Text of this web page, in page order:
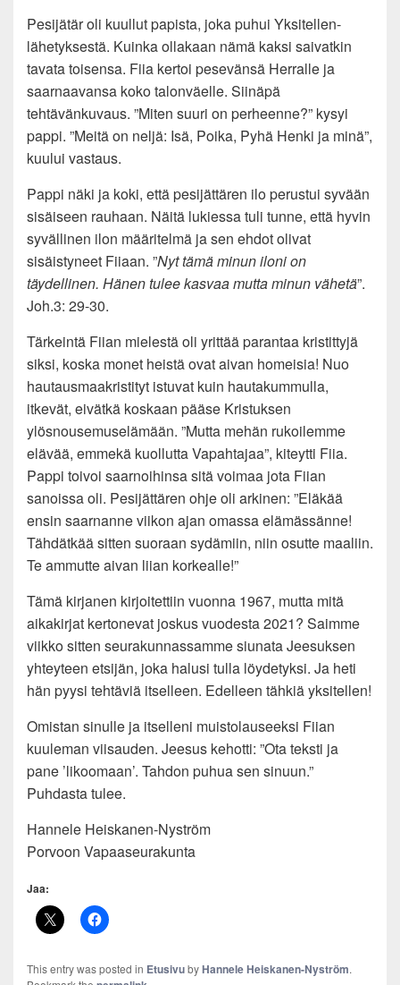
Pesijätär oli kuullut papista, joka puhui Yksitellen-
lähetyksestä. Kuinka ollakaan nämä kaksi saivatkin
tavata toisensa. Fiia kertoi pesevänsä Herralle ja
saarnaavansa koko talonväelle. Siinäpä
tehtävänkuvaus. ”Miten suuri on perheenne?” kysyi
pappi. ”Meitä on neljä: Isä, Poika, Pyhä Henki ja minä”,
kuului vastaus.
Pappi näki ja koki, että pesijättären ilo perustui syvään
sisäiseen rauhaan. Näitä lukiessa tuli tunne, että hyvin
syvällinen ilon määritelmä ja sen ehdot olivat
sisäistyneet Fiiaan. ”Nyt tämä minun iloni on
täydellinen. Hänen tulee kasvaa mutta minun vähetä”.
Joh.3: 29-30.
Tärkeintä Fiian mielestä oli yrittää parantaa kristittyjä
siksi, koska monet heistä ovat aivan homeisia! Nuo
hautausmaakristityt istuvat kuin hautakummulla,
itkevät, eivätkä koskaan pääse Kristuksen
ylösnousemuselämään. ”Mutta mehän rukoilemme
elävää, emmekä kuollutta Vapahtajaa”, kiteytti Fiia.
Pappi toivoi saarnoihinsa sitä voimaa jota Fiian
sanoissa oli. Pesijättären ohje oli arkinen: ”Eläkää
ensin saarnanne viikon ajan omassa elämässänne!
Tähdätkää sitten suoraan sydämiin, niin osutte maaliin.
Te ammutte aivan liian korkealle!”
Tämä kirjanen kirjoitettiin vuonna 1967, mutta mitä
aikakirjat kertonevat joskus vuodesta 2021? Saimme
viikko sitten seurakunnassamme siunata Jeesuksen
yhteyteen etsijän, joka halusi tulla löydetyksi. Ja heti
hän pyysi tehtäviä itselleen. Edelleen tähkiä yksitellen!
Omistan sinulle ja itselleni muistolauseeksi Fiian
kuuleman viisauden. Jeesus kehotti: ”Ota teksti ja
pane ’likoomaan’. Tahdon puhua sen sinuun.”
Puhdasta tulee.
Hannele Heiskanen-Nyström
Porvoon Vapaaseurakunta
Jaa:
This entry was posted in EtusivubyHannele Heiskanen-Nyström.